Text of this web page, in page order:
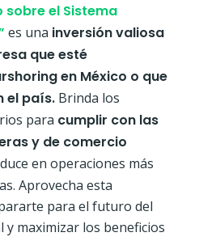
sobre el Sistema
es una inversión valiosa
que esté
en México o que
el país. Brinda los
para cumplir con las
y de comercio
en operaciones más
Aprovecha esta
para el futuro del
maximizar los beneficios